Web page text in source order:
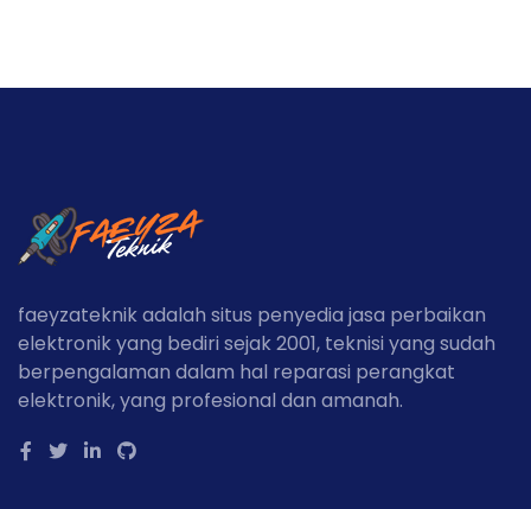
faeyzateknik adalah situs penyedia jasa perbaikan
elektronik yang bediri sejak 2001, teknisi yang sudah
berpengalaman dalam hal reparasi perangkat
elektronik, yang profesional dan amanah.